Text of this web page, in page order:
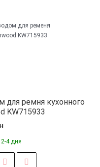
для ремня кухонного
KW715933
4 дня